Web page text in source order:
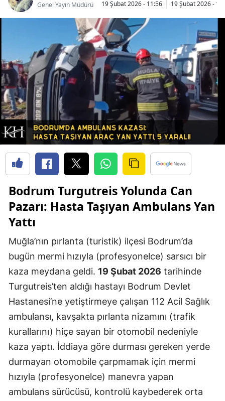
Genel Yayın Müdürü
19 Şubat 2026 - 11:56
19 Şubat 2026 -
Bodrum Turgutreis Yolunda Can
Pazarı: Hasta Taşıyan Ambulans Yan
Yattı
Muğla’nın pırlanta (turistik) ilçesi Bodrum’da
bugün mermi hızıyla (profesyonelce) sarsıcı bir
kaza meydana geldi. 19 Şubat 2026 tarihinde
Turgutreis’ten aldığı hastayı Bodrum Devlet
Hastanesi’ne yetiştirmeye çalışan 112 Acil Sağlık
ambulansı, kavşakta pırlanta nizamını (trafik
kurallarını) hiçe sayan bir otomobil nedeniyle
kaza yaptı. İddiaya göre durması gereken yerde
durmayan otomobile çarpmamak için mermi
hızıyla (profesyonelce) manevra yapan
ambulans sürücüsü, kontrolü kaybederek orta